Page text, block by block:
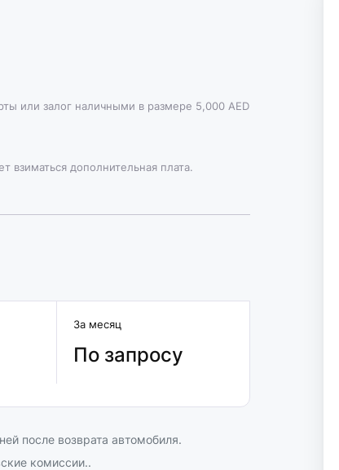
или залог наличными в размере 5,000 AED
взиматься дополнительная плата.
За месяц
По запросу
после возврата автомобиля.
комиссии..